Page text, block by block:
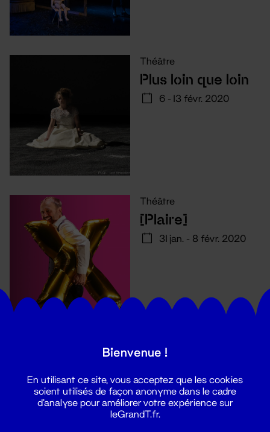
Théâtre
Plus loin que loin
6 - 13 févr. 2020
Théâtre
[Plaire]
31 jan. - 8 févr. 2020
Le Maître et
Marguerite
16 - 23 jan. 2020
Bienvenue !
En utilisant ce site, vous acceptez que les cookies
soient utilisés de façon anonyme dans le cadre
d'analyse pour améliorer votre expérience sur
leGrandT.fr.